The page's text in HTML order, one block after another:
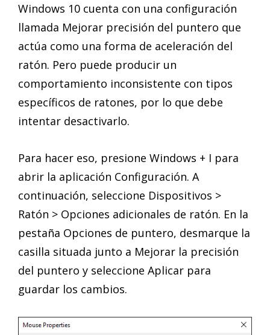
Windows 10 cuenta con una configuración
llamada Mejorar precisión del puntero que
actúa como una forma de aceleración del
ratón. Pero puede producir un
comportamiento inconsistente con tipos
específicos de ratones, por lo que debe
intentar desactivarlo.
Para hacer eso, presione Windows + I para
abrir la aplicación Configuración. A
continuación, seleccione Dispositivos >
Ratón > Opciones adicionales de ratón. En la
pestaña Opciones de puntero, desmarque la
casilla situada junto a Mejorar la precisión
del puntero y seleccione Aplicar para
guardar los cambios.